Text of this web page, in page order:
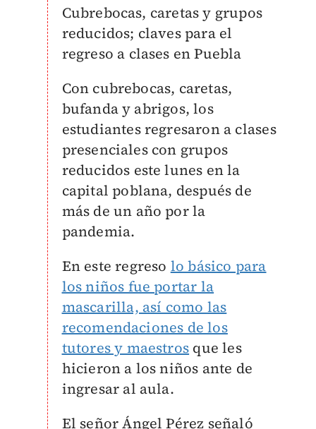
Cubrebocas, caretas y grupos
reducidos; claves para el
regreso a clases en Puebla
Con cubrebocas, caretas,
bufanda y abrigos, los
estudiantes regresaron a clases
presenciales con grupos
reducidos este lunes en la
capital poblana, después de
más de un año por la
pandemia.
En este regreso lo básico para
los niños fue portar la
mascarilla, así como las
recomendaciones de los
tutores y maestros que les
hicieron a los niños ante de
ingresar al aula.
El señor Ángel Pérez señaló